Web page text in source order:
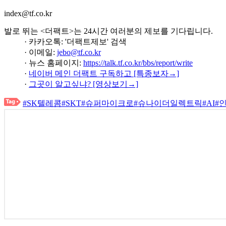
index@tf.co.kr
발로 뛰는 <더팩트>는 24시간 여러분의 제보를 기다립니다.
· 카카오톡: '더팩트제보' 검색
· 이메일: jebo@tf.co.kr
· 뉴스 홈페이지: https://talk.tf.co.kr/bbs/report/write
· 네이버 메인 더팩트 구독하고 [특종보자→]
· 그곳이 알고싶냐? [영상보기→]
#SK텔레콤#SKT#슈퍼마이크로#슈나이더일렉트릭#AI#